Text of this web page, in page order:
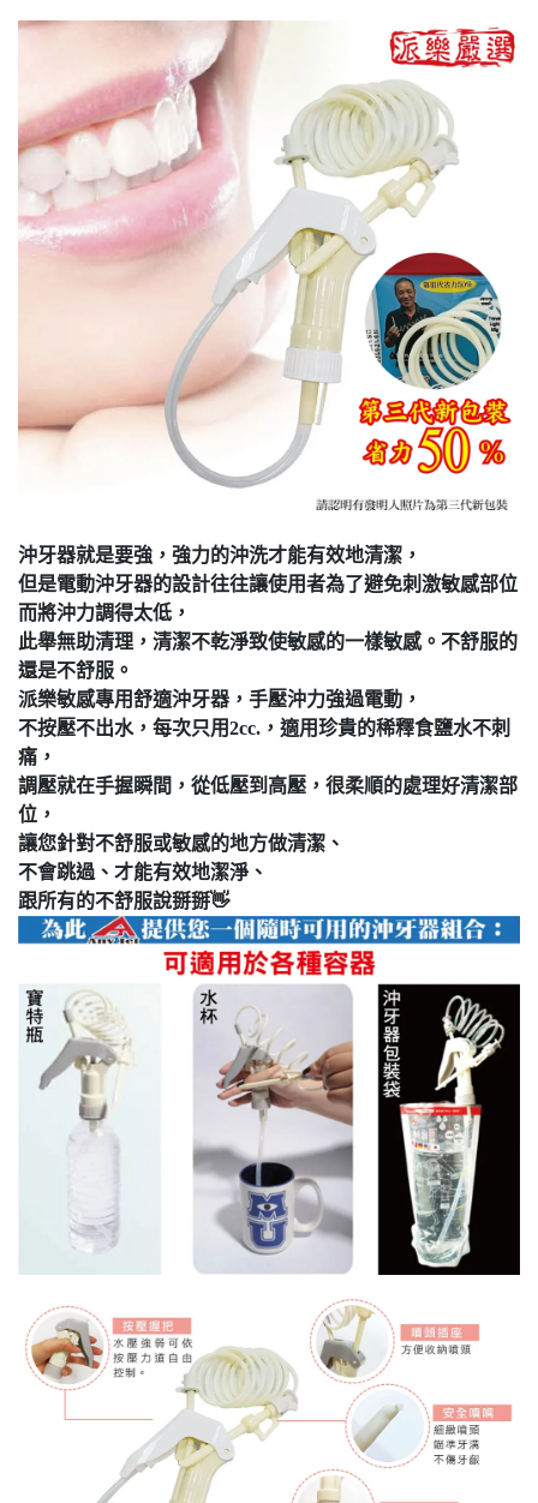
沖牙器就是要強，強力的沖洗才能有效地清潔，
但是電動沖牙器的設計往往讓使用者為了避免刺激敏感部位
而將沖力調得太低，
此舉無助清理，清潔不乾淨致使敏感的一樣敏感。不舒服的
還是不舒服。
派樂敏感專用舒適沖牙器，手壓沖力強過電動，
不按壓不出水，每次只用2cc.，適用珍貴的稀釋食鹽水不刺
痛，
調壓就在手握瞬間，從低壓到高壓，很柔順的處理好清潔部
位，
讓您針對不舒服或敏感的地方做清潔、
不會跳過、才能有效地潔淨、
跟所有的不舒服說掰掰👋